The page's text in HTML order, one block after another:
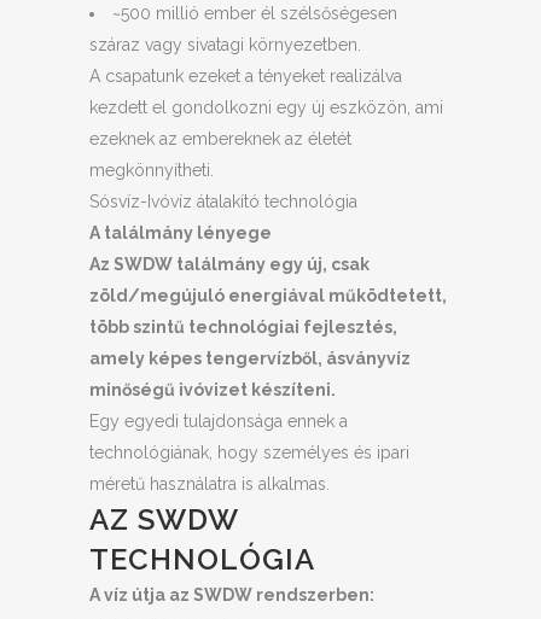
~500 millió ember él szélsőségesen
száraz vagy sivatagi környezetben.
A csapatunk ezeket a tényeket realizálva
kezdett el gondolkozni egy új eszközön, ami
ezeknek az embereknek az életét
megkönnyítheti.
Sósvíz-Ivóvíz átalakító technológia
A találmány lényege
Az SWDW találmány egy új, csak
zöld/megújuló energiával működtetett,
több szintű technológiai fejlesztés,
amely képes tengervízből, ásványvíz
minőségű ivóvizet készíteni.
Egy egyedi tulajdonsága ennek a
technológiának, hogy személyes és ipari
méretű használatra is alkalmas.
AZ SWDW
TECHNOLÓGIA
A víz útja az SWDW rendszerben: